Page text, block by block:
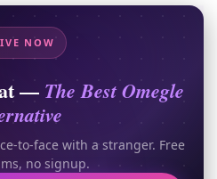
NOW
— The Best Omegle
to-face with a stranger. Free
no signup.